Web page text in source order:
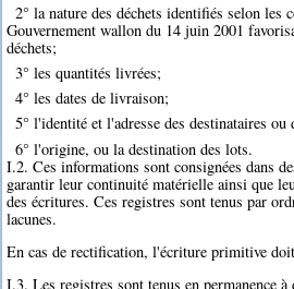
2° la nature des déchets identifiés selon les
Gouvernement wallon du 14 juin 2001
déchets;
3° les quantités livrées;
4° les dates de livraison;
5° l'identité et l'adresse des destinataires ou
6° l'origine, ou la destination des lots.
I.2. Ces informations sont consignées dans
garantir leur continuité matérielle ainsi que
des écritures. Ces registres sont tenus par
lacunes.
En cas de rectification, l'écriture primitive
I.3. Les registres sont tenus en permanence